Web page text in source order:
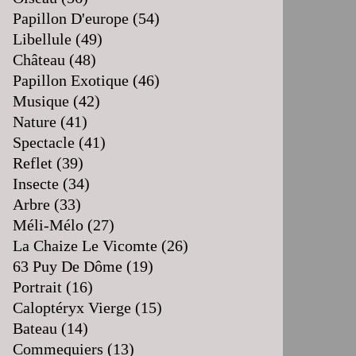
Papillon D'europe (54)
Libellule (49)
Château (48)
Papillon Exotique (46)
Musique (42)
Nature (41)
Spectacle (41)
Reflet (39)
Insecte (34)
Arbre (33)
Méli-Mélo (27)
La Chaize Le Vicomte (26)
63 Puy De Dôme (19)
Portrait (16)
Caloptéryx Vierge (15)
Bateau (14)
Commequiers (13)